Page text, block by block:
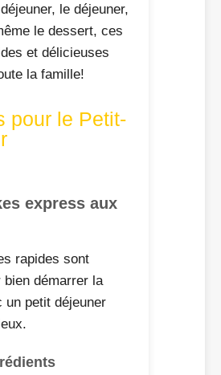
le déjeuner,
le dessert, ces
et délicieuses
la famille!
pour le Petit-
express aux
rapides sont
bien démarrer la
un petit déjeuner